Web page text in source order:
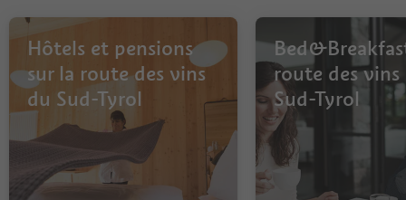
Hôtels et pensions
sur la route des vins
du Sud-Tyrol
route des vins
Sud-Tyrol